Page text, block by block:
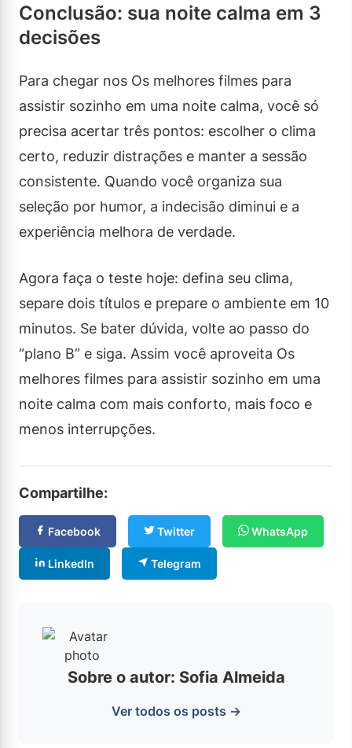
Conclusão: sua noite calma em 3
decisões
Para chegar nos Os melhores filmes para
assistir sozinho em uma noite calma, você só
precisa acertar três pontos: escolher o clima
certo, reduzir distrações e manter a sessão
consistente. Quando você organiza sua
seleção por humor, a indecisão diminui e a
experiência melhora de verdade.
Agora faça o teste hoje: defina seu clima,
separe dois títulos e prepare o ambiente em 10
minutos. Se bater dúvida, volte ao passo do
“plano B” e siga. Assim você aproveita Os
melhores filmes para assistir sozinho em uma
noite calma com mais conforto, mais foco e
menos interrupções.
Compartilhe:
Facebook Twitter WhatsApp
LinkedIn Telegram
Sobre o autor: Sofia Almeida
Ver todos os posts →